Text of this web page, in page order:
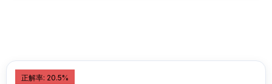
正解率: 20.5%